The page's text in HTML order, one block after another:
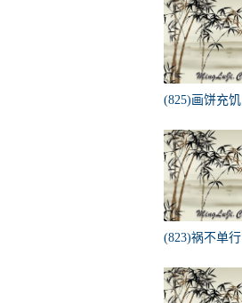
(825)画饼充饥
(823)祸不单行